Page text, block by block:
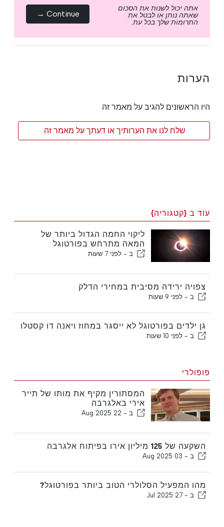
אתה יכול לשנות את הסכום
שאתה נותן או לבטל את
התרומות שלך בכל עת.
Continue →
הערות
היו הראשונים להגיב על מאמר זה
שלח לנו את הערותיך או דעתך על מאמר זה.
עוד ב {קטגוריה}
ליקוי החמה הגדול ביותר של
המאה מתרחש בפורטוגל
ב - לפני 7 שעות
צפויה ירידה מסיבית במחירי הדלק
ב - לפני 9 שעות
גן ילדים בפורטוגל לא ייסגר במחוז ויאנה דו קסטלו
ב - לפני 10 שעות
פופולרי
המסתורין מקיף את מותו של תייר
אירי באלגרבה
ב - 22 Aug 2025
השקעה של 125 מיליון אירו בפיתוח אלגרבה
ב - 03 Aug 2025
מהו המפעיל הסלולרי הטוב ביותר בפורטוגל?
ב - 27 Jul 2025